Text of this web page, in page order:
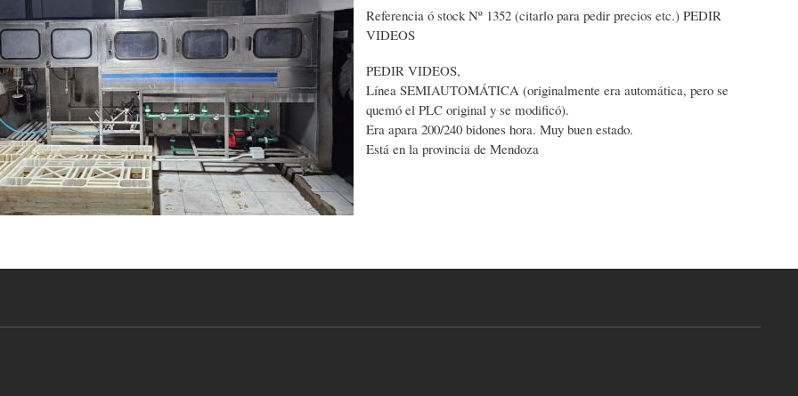
Referencia ó stock Nº 1352 (citarlo para pedir precios etc.) PEDIR
VIDEOS
PEDIR VIDEOS,
Línea SEMIAUTOMÁTICA (originalmente era automática, pero se
quemó el PLC original y se modificó).
Era apara 200/240 bidones hora. Muy buen estado.
Está en la provincia de Mendoza